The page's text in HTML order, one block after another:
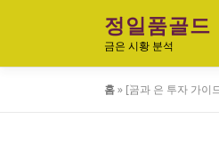
로
정일품골드
금은 시황 분석
홈» [금과 은 투자 가이